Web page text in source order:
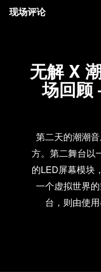
无解 X
场回
第二天的潮潮
方。第二舞台以
的LED屏幕模块
一个虚拟世界
台，则由使
现场评论